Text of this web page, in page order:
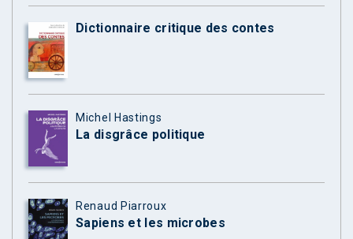
Dictionnaire critique des contes
Michel Hastings
La disgrâce politique
Renaud Piarroux
Sapiens et les microbes